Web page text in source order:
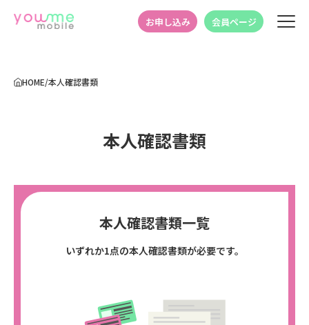
お申し込み 会員ページ
HOME/本人確認書類
本人確認書類
本人確認書類一覧
いずれか1点の本人確認書類が必要です。